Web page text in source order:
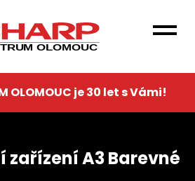
OLOMOUC
OLOMOUC je 30 let s Vámi!
A3 Barevné